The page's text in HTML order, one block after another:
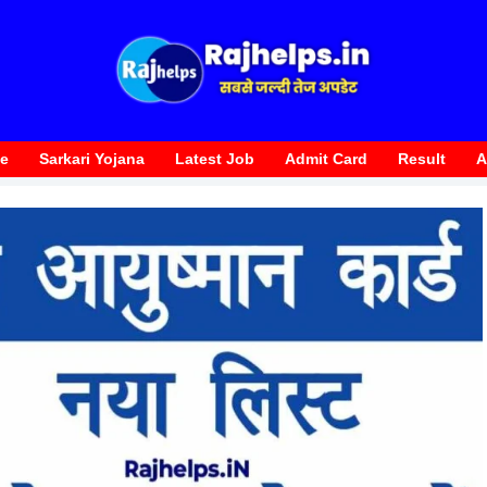
Sarkari Yojana Latest Job Admit Card Result